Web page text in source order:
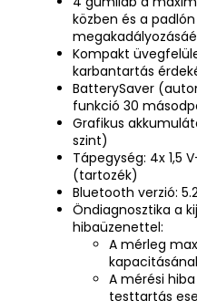
közben és a
Kompakt
karbantartás
BatterySaver
funkció 30
Grafikus
szint)
Tápegység: 4x 1,5
(tartozék)
Bluetooth verzió:
Öndiagnosztika a
hibaüzenettel:
A mérleg
A mérési
testtartás